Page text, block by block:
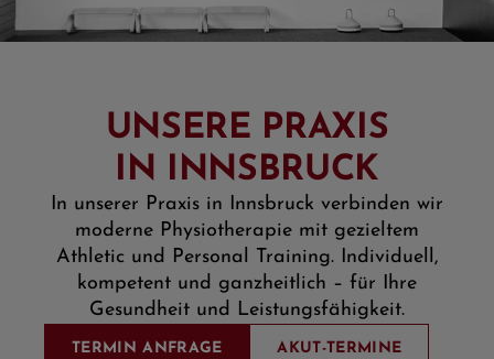
UNSERE PRAXIS
IN INNSBRUCK
In unserer Praxis in Innsbruck verbinden wir
moderne Physiotherapie mit gezieltem
Athletic und Personal Training. Individuell,
kompetent und ganzheitlich – für Ihre
Gesundheit und Leistungsfähigkeit.
TERMIN ANFRAGE AKUT-TERMINE